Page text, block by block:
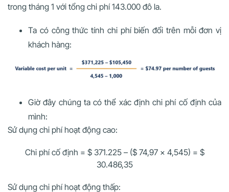
trong tháng 1 với tổng chi phí 143.000 đô la.
Ta có công thức tính chi phí biến đổi trên mỗi đơn vị
khách hàng:
Giờ đây chúng ta có thể xác định chi phí cố định của
mình:
Sử dụng chi phí hoạt động cao:
Chi phí cố định = $ 371.225 – ($ 74,97 x 4,545) = $
30.486,35
Sử dụng chi phí hoạt động thấp: